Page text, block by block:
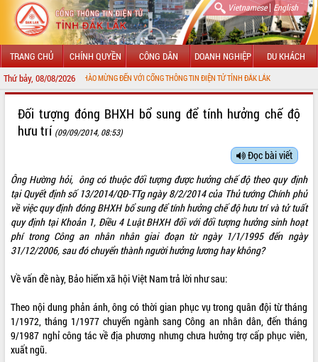
Vietnamese| English
TRANG CHỦ CHÍNH QUYỀN CÔNG DÂN DOANH NGHIỆP DU KHÁCH
Thứ bảy, 08/08/2026CHÀO MỪNG ĐẾN VỚI CỔNG THÔNG TIN ĐIỆN TỬ TỈNH ĐẮK LẮK
LÃNH ĐẠO UBND TỈNH
SỞ, BAN, NGÀNH
UBND CÁC XÃ, PHƯỜNG
THÔNG TIN CHỈ ĐẠO ĐIỀU HÀNH
HỆ THỐNG VĂN BẢN
VĂN BẢN HĐND TỈNH
ĐIỂM TIN VĂN BẢN
Đối tượng đóng BHXH bổ sung để tính hưởng chế độ
hưu trí (09/09/2014, 08:53)
Đọc bài viết
Ông Hường hỏi, ông có thuộc đối tượng được hưởng chế độ theo quy định
tại Quyết định số 13/2014/QĐ-TTg ngày 8/2/2014 của Thủ tướng Chính phủ
về việc quy định đóng BHXH bổ sung để tính hưởng chế độ hưu trí và tử tuất
quy định tại Khoản 1, Điều 4 Luật BHXH đối với đối tượng hưởng sinh hoạt
phí trong Công an nhân nhân giai đoạn từ ngày 1/1/1995 đến ngày
31/12/2006, sau đó chuyển thành người hưởng lương hay không?
Về vấn đề này, Bảo hiểm xã hội Việt Nam trả lời như sau:
Theo nội dung phản ánh, ông có thời gian phục vụ trong quân đội từ tháng
1/1972, tháng 1/1977 chuyển ngành sang Công an nhân dân, đến tháng
9/1987 nghỉ công tác về địa phương nhưng chưa hưởng trợ cấp phục viên,
xuất ngũ.